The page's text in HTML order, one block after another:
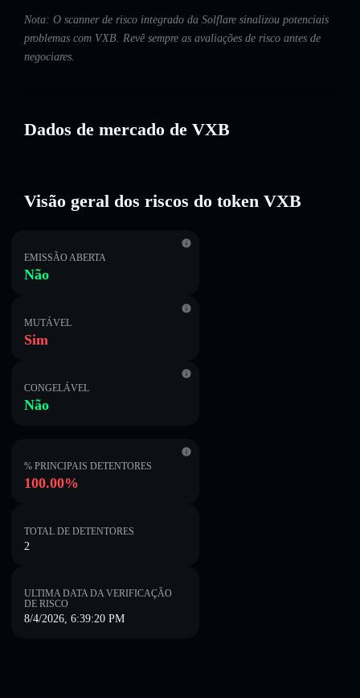
Nota: O scanner de risco integrado da Solflare sinalizou potenciais
problemas com VXB. Revê sempre as avaliações de risco antes de
negociares.
Dados de mercado de VXB
Visão geral dos riscos do token VXB
EMISSÃO ABERTA
Não
MUTÁVEL
Sim
CONGELÁVEL
Não
% PRINCIPAIS DETENTORES
100.00%
TOTAL DE DETENTORES
2
ULTIMA DATA DA VERIFICAÇÃO
DE RISCO
8/4/2026, 6:39:20 PM